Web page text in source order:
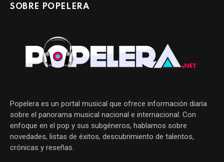
SOBRE POPELERA
Popelera es un portal musical que ofrece información diaria
sobre el panorama musical nacional e internacional. Con
enfoque en el pop y sus subgéneros, hablamos sobre
novedades, listas de éxitos, descubrimiento de talentos,
crónicas y reseñas.